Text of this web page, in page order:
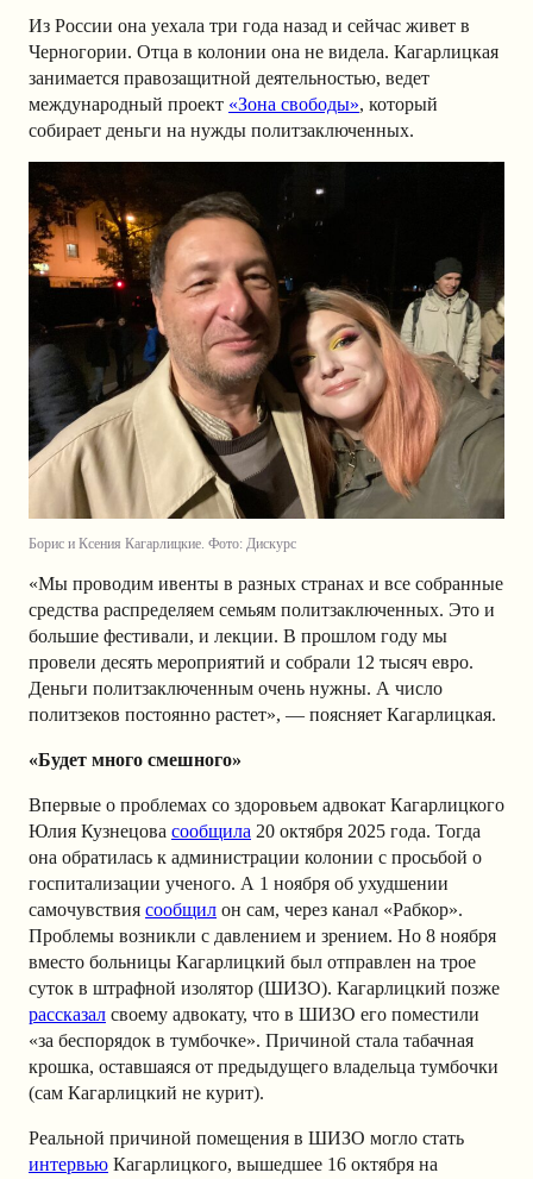
Из России она уехала три года назад и сейчас живет в
Черногории. Отца в колонии она не видела. Кагарлицкая
занимается правозащитной деятельностью, ведет
международный проект «Зона свободы», который
собирает деньги на нужды политзаключенных.
Борис и Ксения Кагарлицкие. Фото: Дискурс
«Мы проводим ивенты в разных странах и все собранные
средства распределяем семьям политзаключенных. Это и
большие фестивали, и лекции. В прошлом году мы
провели десять мероприятий и собрали 12 тысяч евро.
Деньги политзаключенным очень нужны. А число
политзеков постоянно растет», — поясняет Кагарлицкая.
«Будет много смешного»
Впервые о проблемах со здоровьем адвокат Кагарлицкого
Юлия Кузнецова сообщила 20 октября 2025 года. Тогда
она обратилась к администрации колонии с просьбой о
госпитализации ученого. А 1 ноября об ухудшении
самочувствия сообщил он сам, через канал «Рабкор».
Проблемы возникли с давлением и зрением. Но 8 ноября
вместо больницы Кагарлицкий был отправлен на трое
суток в штрафной изолятор (ШИЗО). Кагарлицкий позже
рассказал своему адвокату, что в ШИЗО его поместили
«за беспорядок в тумбочке». Причиной стала табачная
крошка, оставшаяся от предыдущего владельца тумбочки
(сам Кагарлицкий не курит).
Реальной причиной помещения в ШИЗО могло стать
интервью Кагарлицкого, вышедшее 16 октября на